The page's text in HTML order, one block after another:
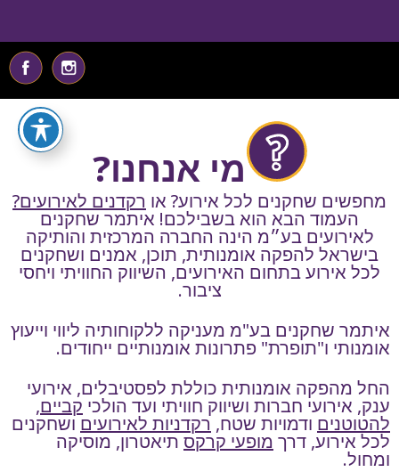
מי אנחנו?
מחפשים שחקנים לכל אירוע? או רקדנים לאירועים?
העמוד הבא הוא בשבילכם! איתמר שחקנים
לאירועים בע״מ הינה החברה המרכזית והותיקה
בישראל להפקה אומנותית, תוכן, אמנים ושחקנים
לכל אירוע בתחום האירועים, השיווק החוויתי ויחסי
ציבור.
איתמר שחקנים בע"מ מעניקה ללקוחותיה ליווי וייעוץ
אומנותי ו"תופרת" פתרונות אומנותיים ייחודים.
החל מהפקה אומנותית כוללת לפסטיבלים, אירועי
ענק, אירועי חברות ושיווק חוויתי ועד הולכי קביים,
להטוטנים ודמויות שטח, רקדניות לאירועים ושחקנים
לכל אירוע, דרך מופעי קרקס תיאטרון, מוסיקה
ומחול.